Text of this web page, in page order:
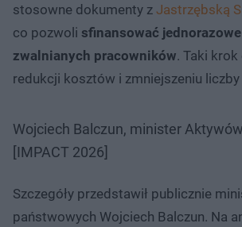
stosowne dokumenty z Jastrzębską
co pozwoli sfinansować
zwalnianych pracowników. Taki krok
redukcji kosztów i zmniejszeniu
Wojciech Balczun, minister
[IMPACT 2026]
Szczegóły przedstawił publicznie
państwowych Wojciech Balczun. Na